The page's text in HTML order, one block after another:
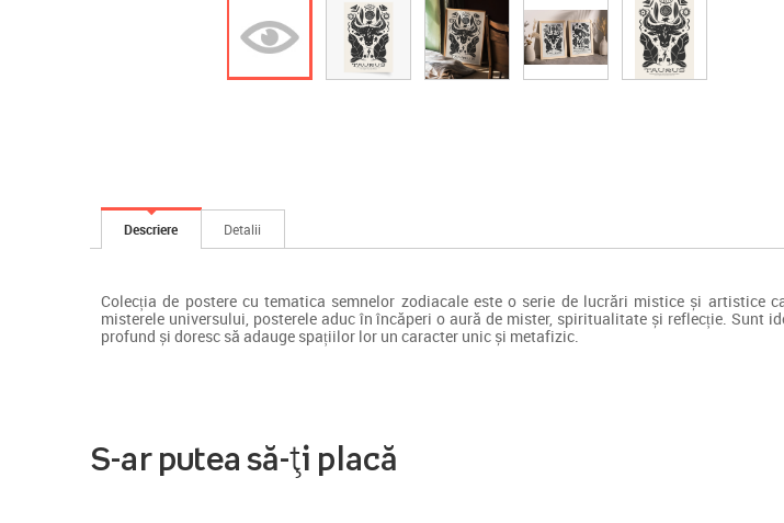
Descriere Detalii
Colecția de postere cu tematica semnelor zodiacale este o serie de lucrări mistice și
misterele universului, posterele aduc în încăperi o aură de mister, spiritualitate și reflecție. Sunt
profund și doresc să adauge spațiilor lor un caracter unic și metafizic.
S-ar putea să-ți placă